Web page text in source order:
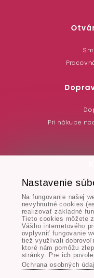
Pri nákupe
Nastavenie
Na fungovanie našej
nevyhnutné cookies
realizovať základné
Tieto cookies môžete
Vášho internetového
ovplyvniť fungovanie
tiež využívali
ktoré nám pomôžu
stránky. Pre ich
Ochrana osobných